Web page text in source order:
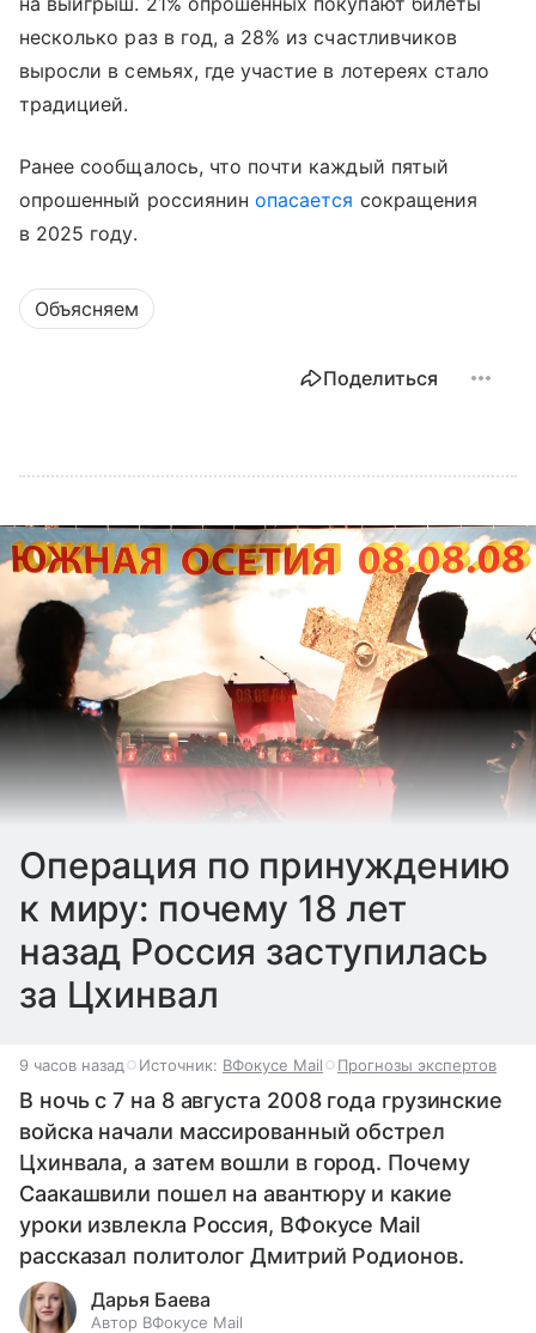
несколько раз в год, а 28% из счастливчиков
выросли в семьях, где участие в лотереях стало
традицией.
Ранее сообщалось, что почти каждый пятый
опрошенный россиянинопасается сокращения
в 2025 году.
Объясняем
Поделиться
Операция по принуждению
к миру: почему 18 лет
назад Россия заступилась
за Цхинвал
9 часов назад Источник: ВФокусе Mail Прогнозы экспертов
В ночь с 7 на 8 августа 2008 года грузинские
войска начали массированный обстрел
Цхинвала, а затем вошли в город. Почему
Саакашвили пошел на авантюру и какие
уроки извлекла Россия, ВФокусе Mail
рассказал политолог Дмитрий Родионов.
Дарья Баева
Автор ВФокусе Mail